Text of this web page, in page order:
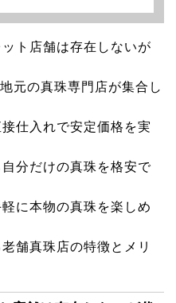
ト店舗は存在しないが
元の真珠専門店が集合し
仕入れで安定価格を実
分だけの真珠を格安で
に本物の真珠を楽しめ
舗真珠店の特徴とメリ